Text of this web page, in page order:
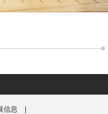
信息